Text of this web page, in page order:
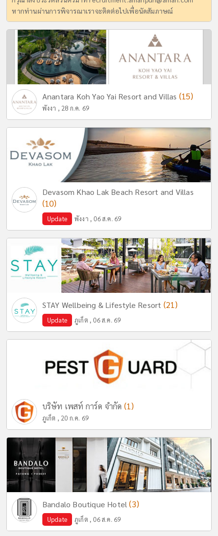
หากท่านผ่านการพิจารณาเราจะติดต่อไปเพื่อนัดสัมภาษณ์
Anantara Koh Yao Yai Resort and Villas (15)
พังงา , 28 ก.ค. 69
Devasom Khao Lak Beach Resort and Villas
(10)
Update พังงา , 06 ส.ค. 69
STAY Wellbeing & Lifestyle Resort (21)
Update ภูเก็ต , 06 ส.ค. 69
บริษัท เพสท์ การ์ด จำกัด (1)
ภูเก็ต , 20 ก.ค. 69
Bandalo Boutique Hotel(3)
Update ภูเก็ต , 06 ส.ค. 69